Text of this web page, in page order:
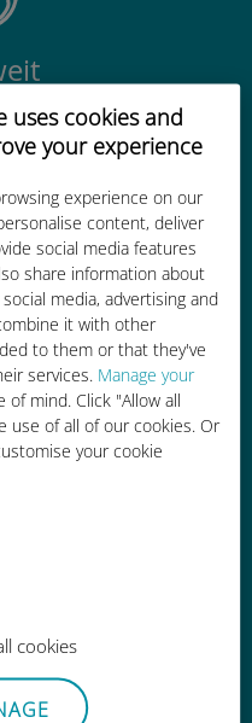
uses cookies and
your experience
experience on our
content, deliver
social media features
share information about
media, advertising and
it with other
to them or that they've
services. Manage your
mind. Click "Allow all
use of all of our cookies. Or
your cookie
cookies
in über 200
als Roaming-
bisherigen
App, auch